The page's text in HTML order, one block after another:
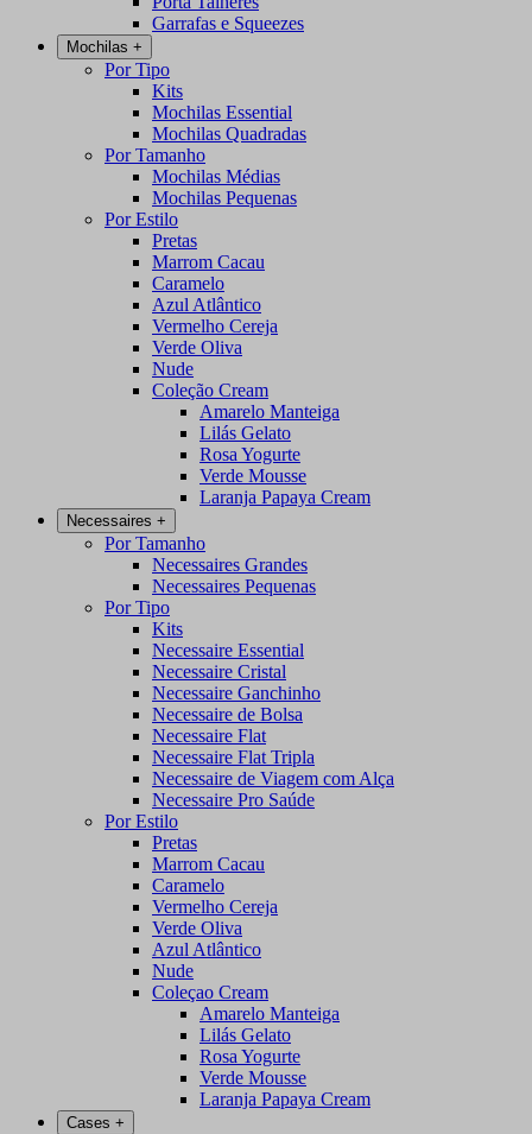
Garrafas e Squeezes
Mochilas +
Por Tipo
Kits
Mochilas Essential
Mochilas Quadradas
Por Tamanho
Mochilas Médias
Mochilas Pequenas
Por Estilo
Pretas
Marrom Cacau
Caramelo
Azul Atlântico
Vermelho Cereja
Verde Oliva
Nude
Coleção Cream
Amarelo Manteiga
Lilás Gelato
Rosa Yogurte
Verde Mousse
Laranja Papaya Cream
Necessaires +
Por Tamanho
Necessaires Grandes
Necessaires Pequenas
Por Tipo
Kits
Necessaire Essential
Necessaire Cristal
Necessaire Ganchinho
Necessaire de Bolsa
Necessaire Flat
Necessaire Flat Tripla
Necessaire de Viagem com Alça
Necessaire Pro Saúde
Por Estilo
Pretas
Marrom Cacau
Caramelo
Vermelho Cereja
Verde Oliva
Azul Atlântico
Nude
Coleçao Cream
Amarelo Manteiga
Lilás Gelato
Rosa Yogurte
Verde Mousse
Laranja Papaya Cream
Cases +